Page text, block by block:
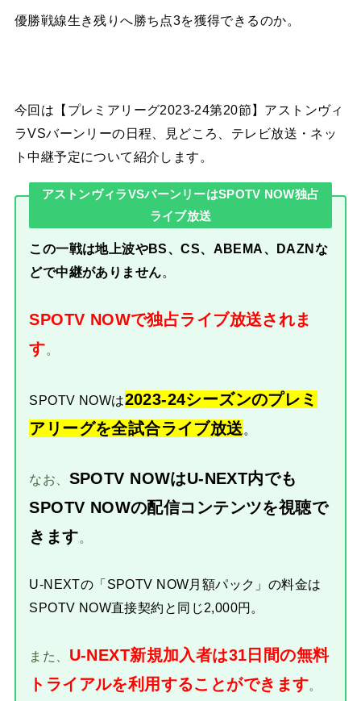
優勝戦線生き残りへ勝ち点3を獲得できるのか。
今回は【プレミアリーグ2023-24第20節】アストンヴィ
ラVSバーンリーの日程、見どころ、テレビ放送・ネッ
ト中継予定について紹介します。
アストンヴィラVSバーンリーはSPOTV NOW独占
ライブ放送
この一戦は地上波やBS、CS、ABEMA、DAZNな
どで中継がありません。
SPOTV NOWで独占ライブ放送されま
す。
SPOTV NOWは2023-24シーズンのプレミ
アリーグを全試合ライブ放送 。
なお、 SPOTV NOWはU-NEXT内でも
SPOTV NOWの配信コンテンツを視聴で
きます。
U-NEXTの「SPOTV NOW月額パック」の料金は
SPOTV NOW直接契約と同じ2,000円。
また、 U-NEXT新規加入者は31日間の無料
トライアルを利用することができます。